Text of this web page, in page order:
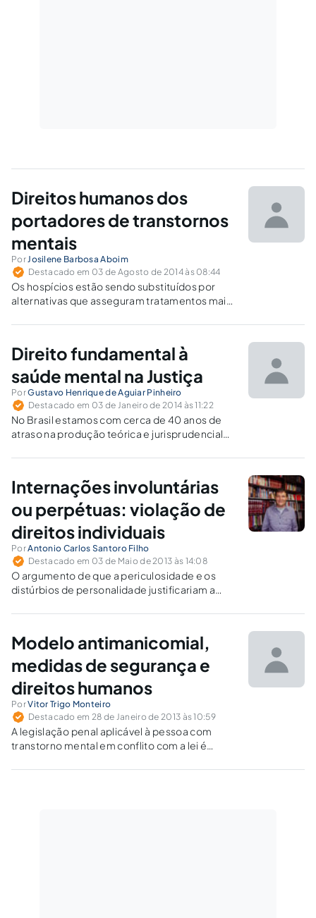
Direitos humanos dos
portadores de transtornos
mentais
Por Josilene Barbosa Aboim
Destacado em 03 de Agosto de 2014 às 08:44
Os hospícios estão sendo substituídos por
alternativas que asseguram tratamentos mais
psicossocial, serviços residenciais
outros.
Direito fundamental à
saúde mental na Justiça
PorGustavo Henrique de Aguiar Pinheiro
Destacado em 03 de Janeiro de 2014 às 11:22
No Brasil estamos com cerca de 40 anos de
atraso na produção teórica e jurisprudencial
Internações involuntárias
ou perpétuas: violação de
direitos individuais
PorAntonio Carlos Santoro Filho
Destacado em 03 de Maio de 2013 às 14:08
O argumento de que a periculosidade e os
distúrbios de personalidade justificariam a
convence.
Modelo antimanicomial,
medidas de segurança e
direitos humanos
PorVitor Trigo Monteiro
Destacado em 28 de Janeiro de 2013 às 10:59
A legislação penal aplicável à pessoa com
transtorno mental em conflito com a lei é
Convenção sobre os Direitos das Pessoas